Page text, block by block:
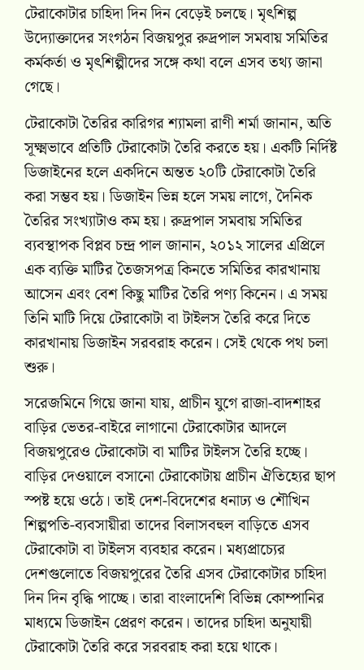
টেরাকোটার চাহিদা দিন দিন বেড়েই চলছে। মৃৎশিল্প
উদ্যোক্তাদের সংগঠন বিজয়পুর রুদ্রপাল সমবায় সমিতির
কর্মকর্তা ও মৃৎশিল্পীদের সঙ্গে কথা বলে এসব তথ্য জানা
গেছে।
টেরাকোটা তৈরির কারিগর শ্যামলা রাণী শর্মা জানান, অতি
সূক্ষ্মভাবে প্রতিটি টেরাকোটা তৈরি করতে হয়। একটি নির্দিষ্ট
ডিজাইনের হলে একদিনে অন্তত ২০টি টেরাকোটা তৈরি
করা সম্ভব হয়। ডিজাইন ভিন্ন হলে সময় লাগে, দৈনিক
তৈরির সংখ্যাটাও কম হয়। রুদ্রপাল সমবায় সমিতির
ব্যবস্থাপক বিপ্লব চন্দ্র পাল জানান, ২০১২ সালের এপ্রিলে
এক ব্যক্তি মাটির তৈজসপত্র কিনতে সমিতির কারখানায়
আসেন এবং বেশ কিছু মাটির তৈরি পণ্য কিনেন। এ সময়
তিনি মাটি দিয়ে টেরাকোটা বা টাইলস তৈরি করে দিতে
কারখানায় ডিজাইন সরবরাহ করেন। সেই থেকে পথ চলা
শুরু।
সরেজমিনে গিয়ে জানা যায়, প্রাচীন যুগে রাজা-বাদশাহর
বাড়ির ভেতর-বাইরে লাগানো টেরাকোটার আদলে
বিজয়পুরেও টেরাকোটা বা মাটির টাইলস তৈরি হচ্ছে।
বাড়ির দেওয়ালে বসানো টেরাকোটায় প্রাচীন ঐতিহ্যের ছাপ
স্পষ্ট হয়ে ওঠে। তাই দেশ-বিদেশের ধনাঢ্য ও শৌখিন
শিল্পপতি-ব্যবসায়ীরা তাদের বিলাসবহুল বাড়িতে এসব
টেরাকোটা বা টাইলস ব্যবহার করেন। মধ্যপ্রাচ্যের
দেশগুলোতে বিজয়পুরের তৈরি এসব টেরাকোটার চাহিদা
দিন দিন বৃদ্ধি পাচ্ছে। তারা বাংলাদেশি বিভিন্ন কোম্পানির
মাধ্যমে ডিজাইন প্রেরণ করেন। তাদের চাহিদা অনুযায়ী
টেরাকোটা তৈরি করে সরবরাহ করা হয়ে থাকে।